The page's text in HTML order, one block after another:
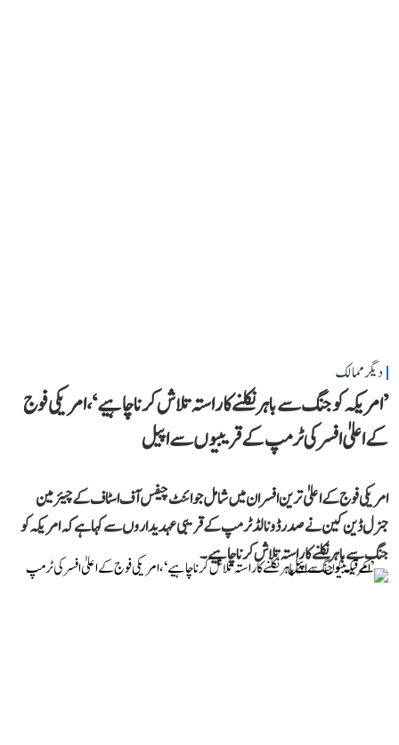
دیگر ممالک
’امریکہ کو جنگ سے باہر نکلنے کا راستہ تلاش کرنا چاہیے‘، امریکی فوج
کے اعلیٰ افسر کی ٹرمپ کے قریبیوں سے اپیل
امریکی فوج کے اعلیٰ ترین افسران میں شامل جوائنٹ چیفس آف اسٹاف کے چیئرمین
جنرل ڈین کین نے صدر ڈونالڈ ٹرمپ کے قریبی عہدیداروں سے کہا ہے کہ امریکہ کو
جنگ سے باہر نکلنے کا راستہ تلاش کرنا چاہیے۔